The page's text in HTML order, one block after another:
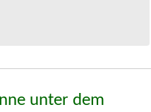
unter dem